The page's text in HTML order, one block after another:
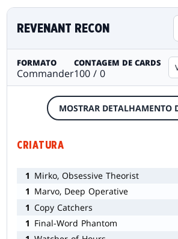
REVENANT RECON
FORMATO
Commander
CONTAGEM DE CARDS
100 / 0
MOSTRAR DETALHAMENTO
CRIATURA
1 Mirko, Obsessive Theorist
1 Marvo, Deep Operative
1 Copy Catchers
1 Final-Word Phantom